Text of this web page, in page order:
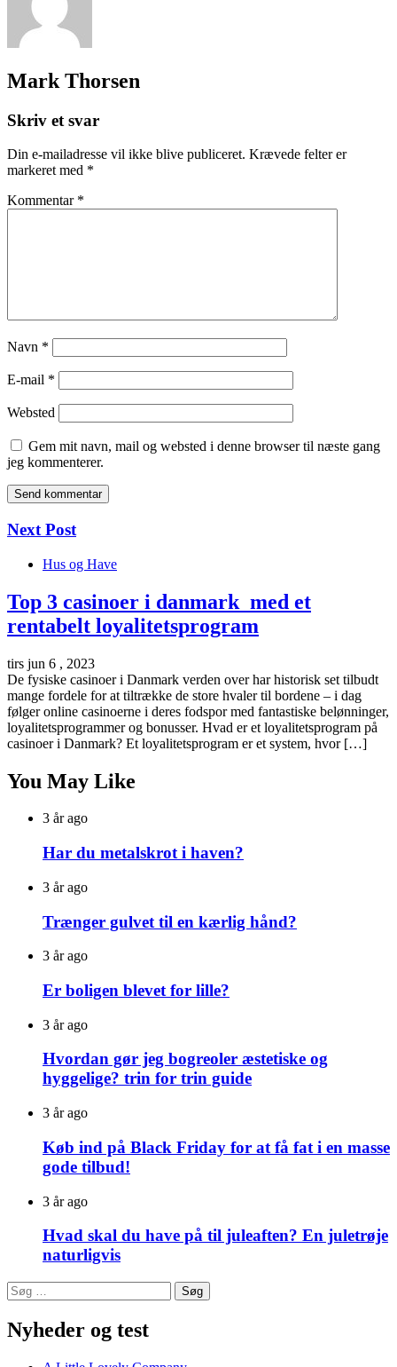
Mark Thorsen
Skriv et svar
Din e-mailadresse vil ikke blive publiceret. Krævede felter er
markeret med *
Kommentar *
Navn *
E-mail *
Websted
Gem mit navn, mail og websted i denne browser til næste gang
jeg kommenterer.
Next Post
Hus og Have
Top 3 casinoer i danmark med et
rentabelt loyalitetsprogram
tirs jun 6 , 2023
De fysiske casinoer i Danmark verden over har historisk set tilbudt
mange fordele for at tiltrække de store hvaler til bordene – i dag
følger online casinoerne i deres fodspor med fantastiske belønninger,
loyalitetsprogrammer og bonusser. Hvad er et loyalitetsprogram på
casinoer i Danmark? Et loyalitetsprogram er et system, hvor […]
You May Like
3 år ago
Har du metalskrot i haven?
3 år ago
Trænger gulvet til en kærlig hånd?
3 år ago
Er boligen blevet for lille?
3 år ago
Hvordan gør jeg bogreoler æstetiske og
hyggelige? trin for trin guide
3 år ago
Køb ind på Black Friday for at få fat i en masse
gode tilbud!
3 år ago
Hvad skal du have på til juleaften? En juletrøje
naturligvis
Søg
efter:
Nyheder og test